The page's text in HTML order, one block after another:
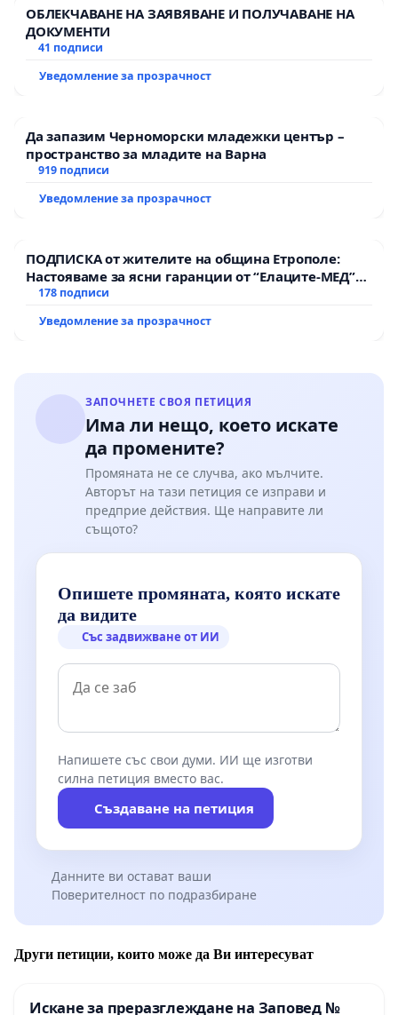
ОБЛЕКЧАВАНЕ НА ЗАЯВЯВАНЕ И ПОЛУЧАВАНЕ НА
ДОКУМЕНТИ
41 подписи
Уведомление за прозрачност
Да запазим Черноморски младежки център –
пространство за младите на Варна
919 подписи
Уведомление за прозрачност
ПОДПИСКА от жителите на община Етрополе:
Настояваме за ясни гаранции от “Елаците-МЕД”
АД и от държавата, че ще се изпълнят всички
178 подписи
Уведомление за прозрачност
ЗАПОЧНЕТЕ СВОЯ ПЕТИЦИЯ
Има ли нещо, което искате
да промените?
Промяната не се случва, ако мълчите.
Авторът на тази петиция се изправи и
предприе действия. Ще направите ли
същото?
Опишете промяната, която искате
да видите
Със задвижване от ИИ
Напишете със свои думи. ИИ ще изготви
силна петиция вместо вас.
Създаване на петиция
Данните ви остават ваши
Поверителност по подразбиране
Други петиции, които може да Ви интересуват
Искане за преразглеждане на Заповед №